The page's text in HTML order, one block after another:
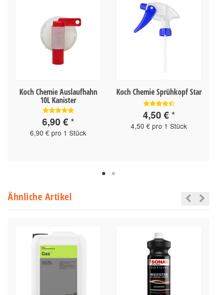
Koch Chemie Auslaufhahn
10L Kanister
6,90 €*
6,90 € pro 1 Stück
Koch Chemie Sprühkopf Star
4,50 €*
4,50 € pro 1 Stück
Ähnliche Artikel